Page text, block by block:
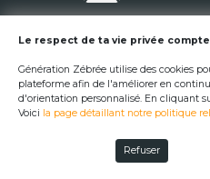
© Génération
Le respect de ta vie privée
Génération Zébrée utilise des cookies
plateforme afin de l'améliorer en
d'orientation personnalisé. En cliquant
Voici la page détaillant notre politique
Refuser